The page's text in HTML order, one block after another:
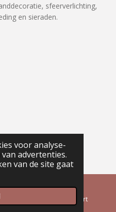
voor analyse-
advertenties.
van de site gaat
sfeerverlichting,
en sieraden.
Kaart